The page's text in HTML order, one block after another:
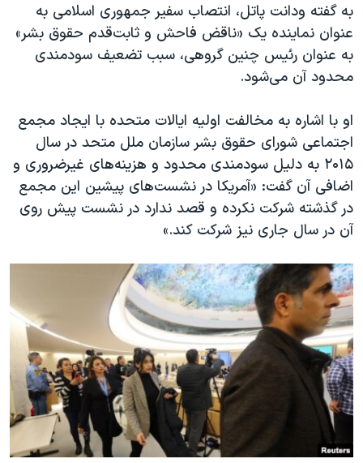
به گفته ودانت پاتل، انتصاب سفیر جمهوری اسلامی به
عنوان نماینده یک «ناقض فاحش و ثابت‌قدم حقوق بشر»
به عنوان رئیس چنین گروهی، سبب تضعیف سودمندی
محدود آن می‌شود.
او با اشاره به مخالفت اولیه ایالات متحده با ایجاد مجمع
اجتماعی شورای حقوق بشر سازمان ملل متحد در سال
۲۰۱۵ به دلیل سودمندی محدود و هزینه‌های غیرضروری و
اضافی آن گفت: «آمریکا در نشست‌های پیشین این مجمع
در گذشته شرکت نکرده و قصد ندارد در نشست پیش روی
آن در سال جاری نیز شرکت کند.»